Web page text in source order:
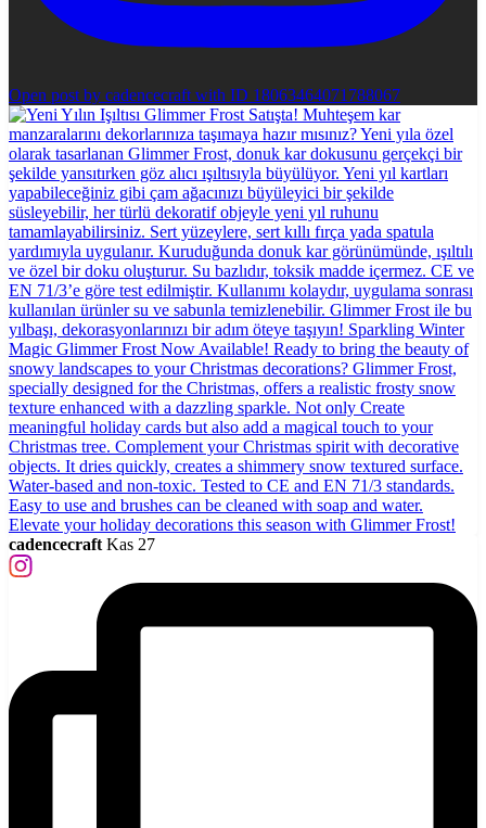
Open post by cadencecraft with ID 18063464071788067
cadencecraft Kas 27